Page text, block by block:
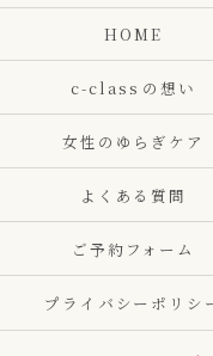
HOME
c-class⁨の想い
女性のゆらぎケア
よくある質問
ご予約フォーム
プライバシーポリシ